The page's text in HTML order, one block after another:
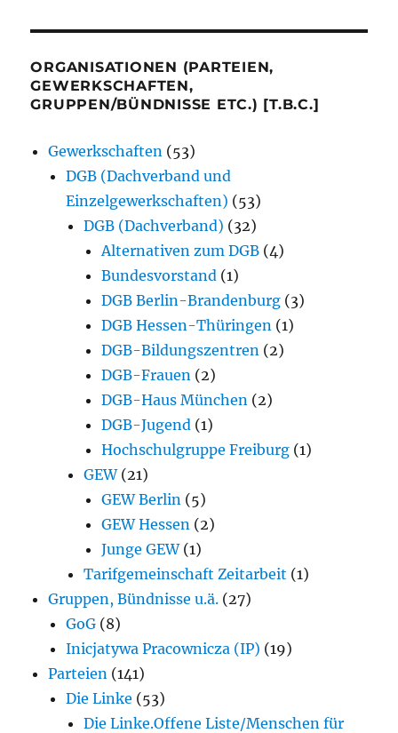
ORGANISATIONEN (PARTEIEN,
GEWERKSCHAFTEN,
GRUPPEN/BÜNDNISSE ETC.) [T.B.C.]
Gewerkschaften (53)
DGB (Dachverband und
Einzelgewerkschaften) (53)
DGB (Dachverband) (32)
Alternativen zum DGB (4)
Bundesvorstand (1)
DGB Berlin-Brandenburg (3)
DGB Hessen-Thüringen (1)
DGB-Bildungszentren (2)
DGB-Frauen (2)
DGB-Haus München (2)
DGB-Jugend (1)
Hochschulgruppe Freiburg (1)
GEW(21)
GEW Berlin (5)
GEW Hessen (2)
Junge GEW(1)
Tarifgemeinschaft Zeitarbeit (1)
Gruppen, Bündnisse u.ä. (27)
GoG (8)
Inicjatywa Pracownicza (IP) (19)
Parteien (141)
Die Linke (53)
Die Linke.Offene Liste/Menschen für